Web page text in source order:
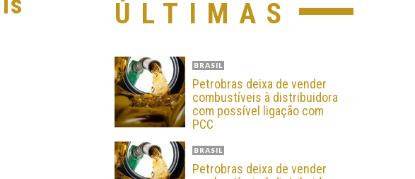
ÚLTIMAS
BRASIL
Petrobras deixa de vender
combustíveis à distribuidora
com possível ligação com
PCC
BRASIL
Petrobras deixa de vender